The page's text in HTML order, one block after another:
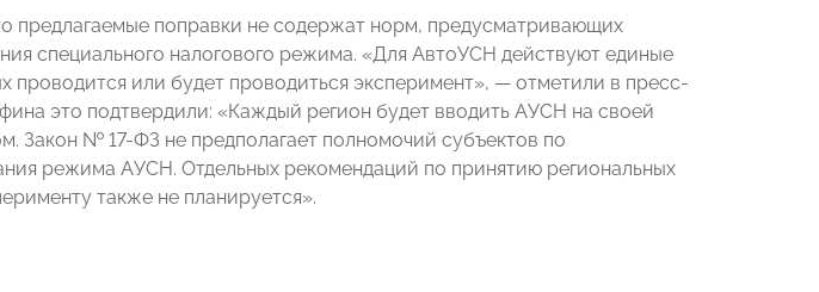
предлагаемые поправки не содержат норм, предусматривающих
специального налогового режима. «Для АвтоУСН действуют единые
проводится или будет проводиться эксперимент», — отметили в пресс-
это подтвердили: «Каждый регион будет вводить АУСН на своей
Закон № 17-ФЗ не предполагает полномочий субъектов по
режима АУСН. Отдельных рекомендаций по принятию региональных
также не планируется».